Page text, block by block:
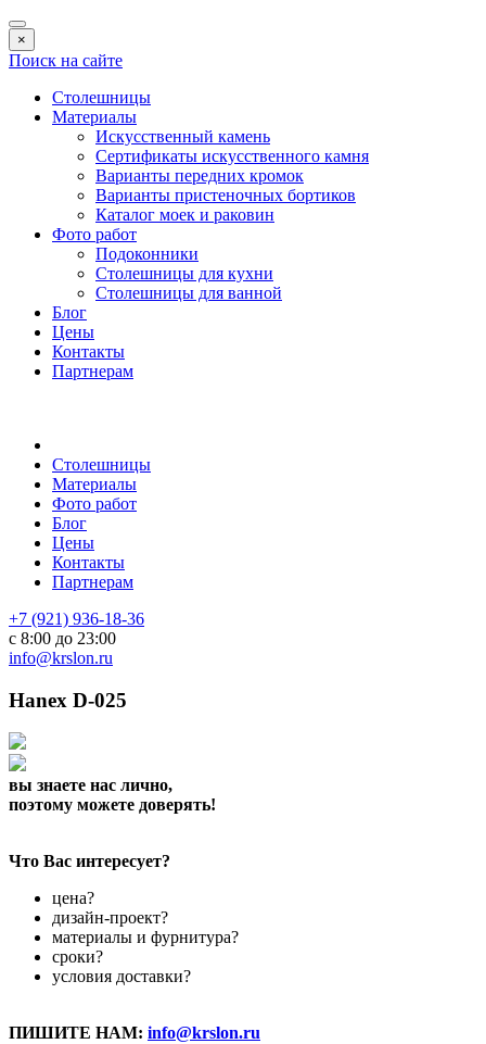
×
Поиск на сайте
Столешницы
Материалы
Искусственный камень
Сертификаты искусственного камня
Варианты передних кромок
Варианты пристеночных бортиков
Каталог моек и раковин
Фото работ
Подоконники
Столешницы для кухни
Столешницы для ванной
Блог
Цены
Контакты
Партнерам
Столешницы
Материалы
Фото работ
Блог
Цены
Контакты
Партнерам
+7 (921) 936-18-36
с 8:00 до 23:00
info@krslon.ru
Hanex D-025
вы знаете нас лично,
поэтому можете доверять!
Что Вас интересует?
цена?
дизайн-проект?
материалы и фурнитура?
сроки?
условия доставки?
ПИШИТЕ НАМ: info@krslon.ru